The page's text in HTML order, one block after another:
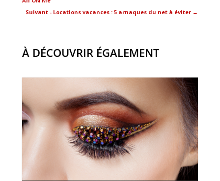
Suivant - Locations vacances : 5 arnaques du net à éviter →
À DÉCOUVRIR ÉGALEMENT